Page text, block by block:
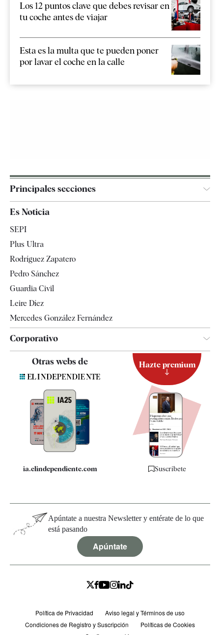
Los 12 puntos clave que debes revisar en
tu coche antes de viajar
Esta es la multa que te pueden poner
por lavar el coche en la calle
Principales secciones
España
Televisión
Es Noticia
SEPI
Plus Ultra
Rodríguez Zapatero
Pedro Sánchez
Guardia Civil
Leire Díez
Mercedes González Fernández
Corporativo
Contacto
Quiénes somos
Especificaciones
Otras webs de
ia.elindependiente.com
Hazte premium
Suscríbete
Apúntate a nuestra Newsletter y entérate de lo que
está pasando
Apúntate
Política de Privacidad
Aviso legal y Términos de uso
Condiciones de Registro y Suscripción
Políticas de Cookies